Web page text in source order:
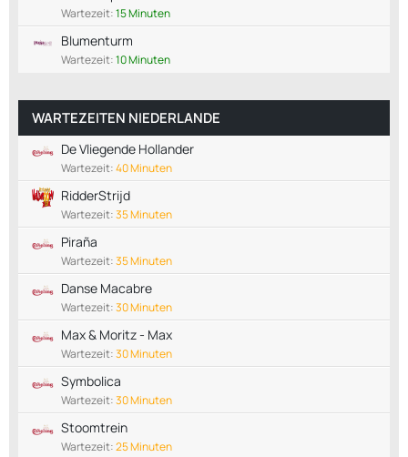
Wartezeit:15 Minuten
Blumenturm
Wartezeit:10 Minuten
WARTEZEITEN NIEDERLANDE
De Vliegende Hollander
Wartezeit:40 Minuten
RidderStrijd
Wartezeit:35 Minuten
Piraña
Wartezeit:35 Minuten
Danse Macabre
Wartezeit:30 Minuten
Max & Moritz - Max
Wartezeit:30 Minuten
Symbolica
Wartezeit:30 Minuten
Stoomtrein
Wartezeit:25 Minuten